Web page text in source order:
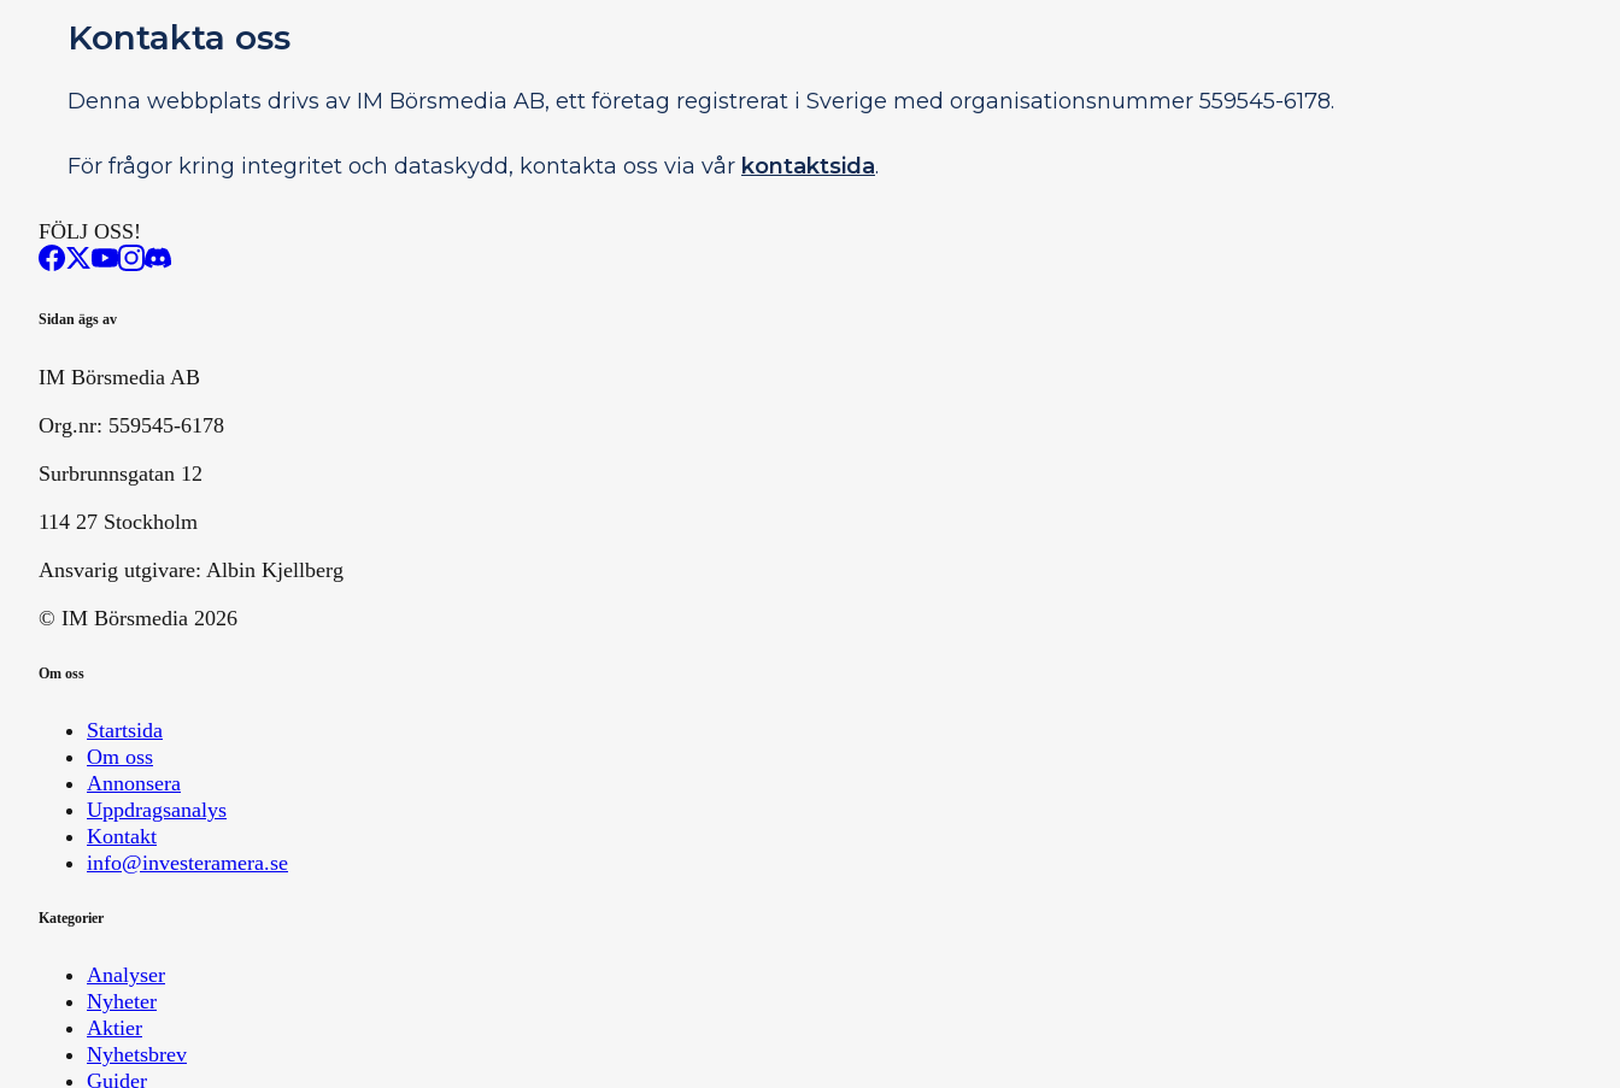
Kontakta oss
Denna webbplats drivs av IM Börsmedia AB, ett företag registrerat i Sverige med organisationsnummer 559545-6178.
För frågor kring integritet och dataskydd, kontakta oss via vår kontaktsida.
FÖLJ OSS!
Sidan ägs av
IM Börsmedia AB
Org.nr: 559545-6178
Surbrunnsgatan 12
114 27 Stockholm
Ansvarig utgivare: Albin Kjellberg
© IM Börsmedia 2026
Om oss
Startsida
Om oss
Annonsera
Uppdragsanalys
Kontakt
info@investeramera.se
Kategorier
Analyser
Nyheter
Aktier
Nyhetsbrev
Guider